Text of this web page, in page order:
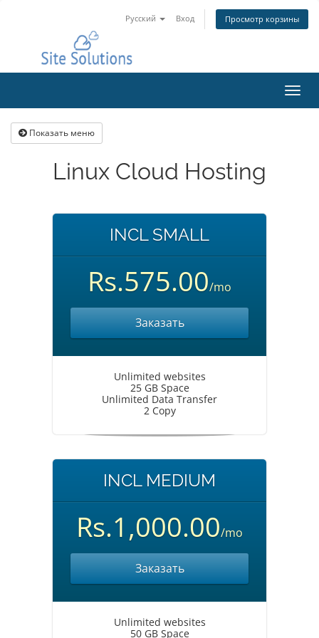
Русский Вход Просмотр корзины
Показать меню
Linux Cloud Hosting
INCL SMALL
Rs.575.00/mo
Заказать
Unlimited websites
25 GB Space
Unlimited Data Transfer
2 Copy
INCL MEDIUM
Rs.1,000.00/mo
Заказать
Unlimited websites
50 GB Space